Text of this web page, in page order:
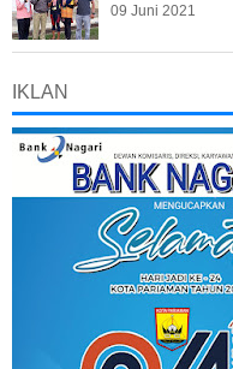
09 Juni 2021
IKLAN